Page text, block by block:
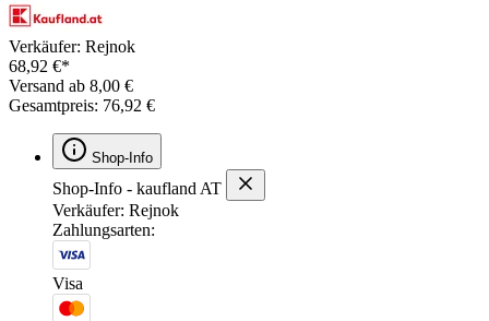
Verkäufer: Rejnok
68,92 €*
Versand ab 8,00 €
Gesamtpreis: 76,92 €
Shop-Info
Shop-Info - kaufland AT
Verkäufer: Rejnok
Zahlungsarten:
Visa